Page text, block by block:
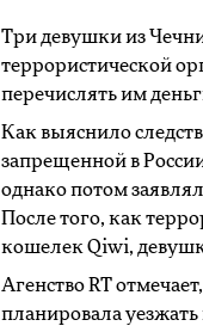
Три девушки из
террористической
перечислять им
Как выяснило
запрещенной в
однако потом
После того, как
кошелек Qiwi,
Агенство RT
планировала